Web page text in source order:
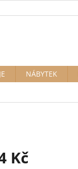
NÁBYTEK
Kč